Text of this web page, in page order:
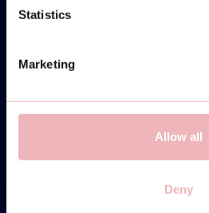
Statistics
Marketing
Allow all
Deny